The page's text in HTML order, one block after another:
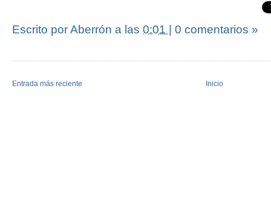
Escrito por Aberrón a las 0:01 | 0 comentarios »
Entrada más reciente Inicio